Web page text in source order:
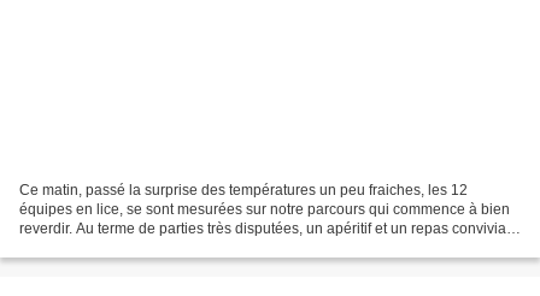
Ce matin, passé la surprise des températures un peu fraiches, les 12
équipes en lice, se sont mesurées sur notre parcours qui commence à bien
reverdir. Au terme de parties très disputées, un apéritif et un repas convivial